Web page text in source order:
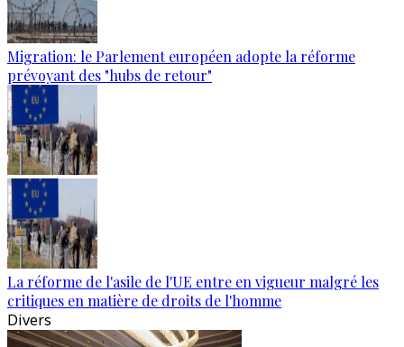
Migration: le Parlement européen adopte la réforme
prévoyant des "hubs de retour"
La réforme de l'asile de l'UE entre en vigueur malgré les
critiques en matière de droits de l'homme
Divers